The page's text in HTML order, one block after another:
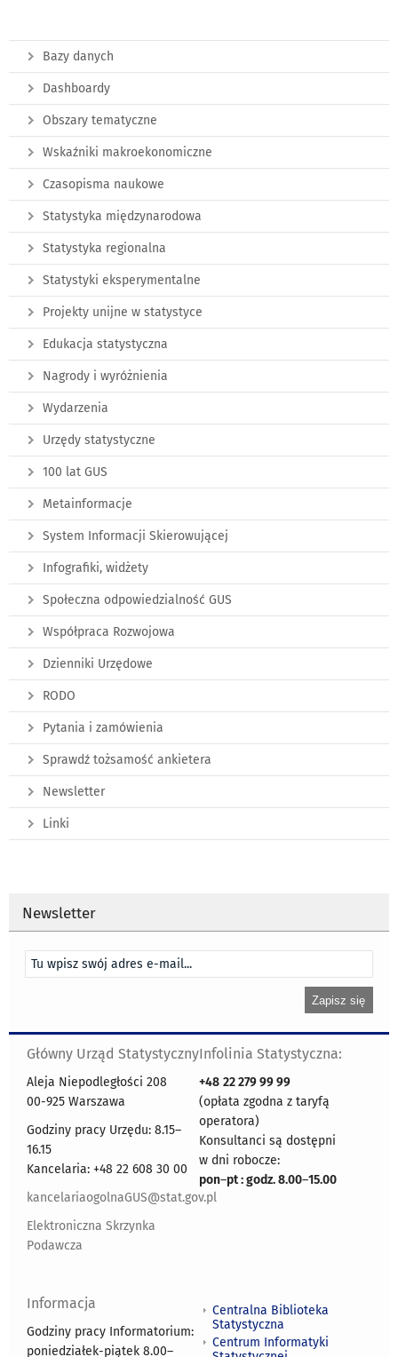
Bazy danych
Dashboardy
Obszary tematyczne
Wskaźniki makroekonomiczne
Czasopisma naukowe
Statystyka międzynarodowa
Statystyka regionalna
Statystyki eksperymentalne
Projekty unijne w statystyce
Edukacja statystyczna
Nagrody i wyróżnienia
Wydarzenia
Urzędy statystyczne
100 lat GUS
Metainformacje
System Informacji Skierowującej
Infografiki, widżety
Społeczna odpowiedzialność GUS
Współpraca Rozwojowa
Dzienniki Urzędowe
RODO
Pytania i zamówienia
Sprawdź tożsamość ankietera
Newsletter
Linki
Newsletter
Główny Urząd Statystyczny
Aleja Niepodległości 208
00-925 Warszawa
Godziny pracy Urzędu: 8.15–
16.15
Kancelaria: +48 22 608 30 00
kancelariaogolnaGUS@stat.gov.pl
Elektroniczna Skrzynka
Podawcza
Infolinia Statystyczna:
+48 22 279 99 99
(opłata zgodna z taryfą
operatora)
Konsultanci są dostępni
w dni robocze:
pon–pt : godz. 8.00–15.00
Informacja
Godziny pracy Informatorium:
poniedziałek-piątek 8.00–
Centralna Biblioteka
Statystyczna
Centrum Informatyki